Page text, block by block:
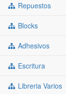
Repuestos
Blocks
Adhesivos
Escritura
Libreria Varios